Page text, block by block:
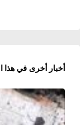
أخبار أخرى في هذا